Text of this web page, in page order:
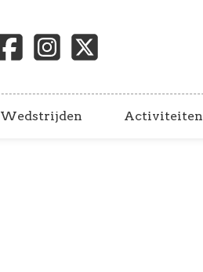
Wedstrijden Activiteiten